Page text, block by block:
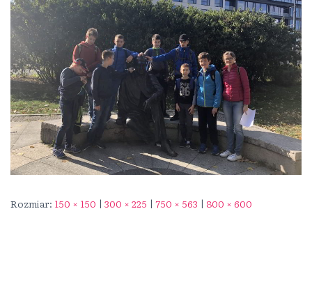
Rozmiar: 150 × 150 | 300 × 225 | 750 × 563 | 800 × 600